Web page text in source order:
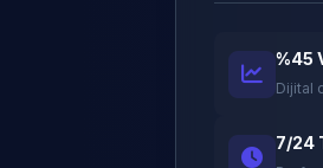
%45
Dijital
7/24